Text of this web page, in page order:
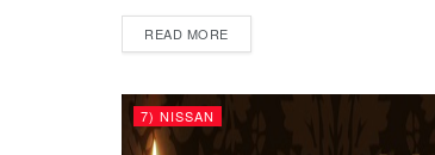
READ MOREDETAILS
7) NISSAN